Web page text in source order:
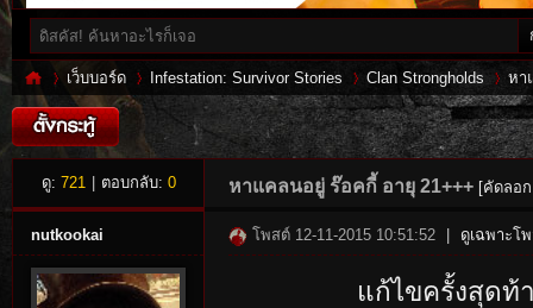
»
เว็บบอร์ด
›
Infestation: Survivor Stories
›
Clan Strongholds
›
หา
ดู: 721 ตอบกลับ: 0 หาแคลนอยู่ ร๊อคกี้ อายุ 21+++ [คัดลอ
nutkookai โพสต์ 12-11-2015 10:51:52 ดูเฉพาะโ
แก้ไขครั้งสุดท้